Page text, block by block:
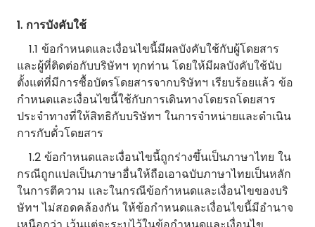
1. การบังคับใช้
1.1 ข้อกำหนดและเงื่อนไขนี้มีผลบังคับใช้กับผู้โดยสาร
และผู้ที่ติดต่อกับบริษัทฯ ทุกท่าน โดยให้มีผลบังคับใช้นับ
ตั้งแต่ที่มีการซื้อบัตรโดยสารจากบริษัทฯ เรียบร้อยแล้ว ข้อ
กำหนดและเงื่อนไขนี้ใช้กับการเดินทางโดยรถโดยสาร
ประจำทางที่ให้สิทธิกับบริษัทฯ ในการจำหน่ายและดำเนิน
การกับตั๋วโดยสาร
1.2 ข้อกำหนดและเงื่อนไขนี้ถูกร่างขึ้นเป็นภาษาไทย ใน
กรณีถูกแปลเป็นภาษาอื่นให้ถือเอาฉบับภาษาไทยเป็นหลัก
ในการตีความ และในกรณีข้อกำหนดและเงื่อนไขของบริ
ษัทฯ ไม่สอดคล้องกัน ให้ข้อกำหนดและเงื่อนไขนี้มีอำนาจ